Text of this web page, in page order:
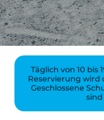
Täglich von 10 bis
Reservierung wird
Geschlossene